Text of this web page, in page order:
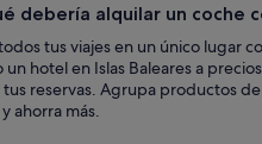
debería alquilar un coche
tus viajes en un único lugar
un hotel en Islas Baleares a
reservas. Agrupa productos
ahorra más.